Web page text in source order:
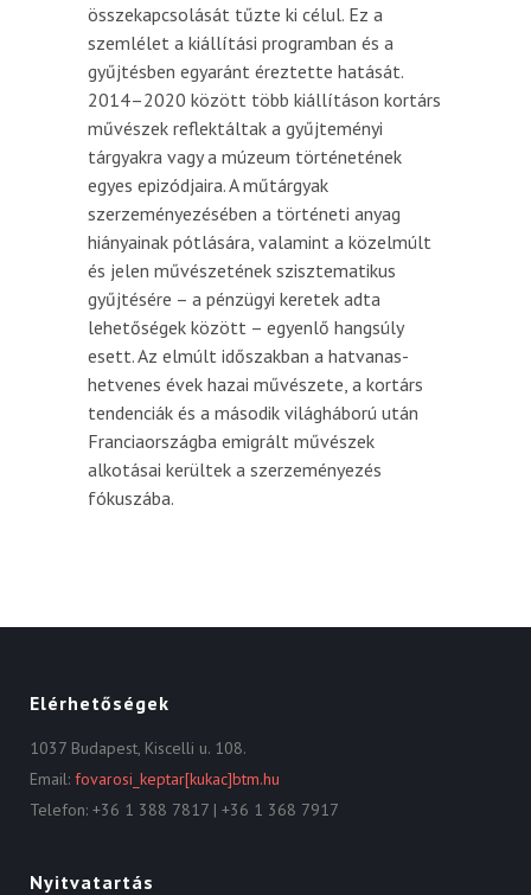
összekapcsolását tűzte ki célul. Ez a
szemlélet a kiállítási programban és a
gyűjtésben egyaránt éreztette hatását.
2014–2020 között több kiállításon kortárs
művészek reflektáltak a gyűjteményi
tárgyakra vagy a múzeum történetének
egyes epizódjaira. A műtárgyak
szerzeményezésében a történeti anyag
hiányainak pótlására, valamint a közelmúlt
és jelen művészetének szisztematikus
gyűjtésére – a pénzügyi keretek adta
lehetőségek között – egyenlő hangsúly
esett. Az elmúlt időszakban a hatvanas-
hetvenes évek hazai művészete, a kortárs
tendenciák és a második világháború után
Franciaországba emigrált művészek
alkotásai kerültek a szerzeményezés
fókuszába.
Elérhetőségek
1037 Budapest, Kiscelli u. 108.
Email: fovarosi_keptar[kukac]btm.hu
Telefon: +36 1 388 7817 | +36 1 368 7917
Nyitvatartás